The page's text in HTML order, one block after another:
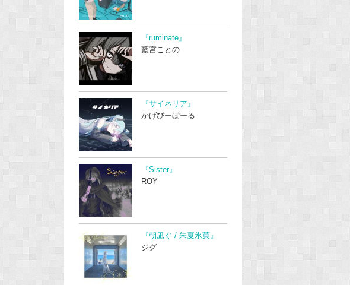
『ruminate』
藍宮ことの
『サイネリア』
かげぴーぼーる
『Sister』
ROY
『朝凪ぐ / 朱夏氷菓』
ジグ